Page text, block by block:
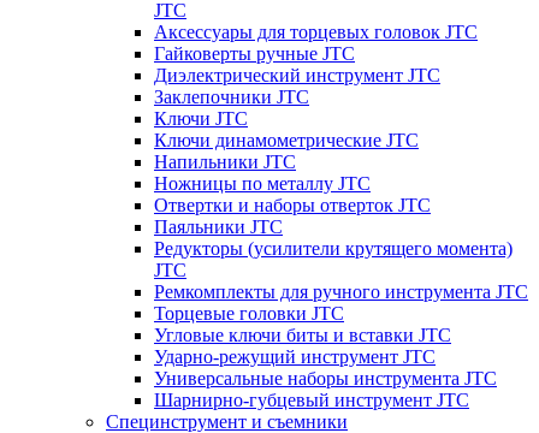
JTC
Аксессуары для торцевых головок JTC
Гайковерты ручные JTC
Диэлектрический инструмент JTC
Заклепочники JTC
Ключи JTC
Ключи динамометрические JTC
Напильники JTC
Ножницы по металлу JTC
Отвертки и наборы отверток JTC
Паяльники JTC
Редукторы (усилители крутящего момента)
JTC
Ремкомплекты для ручного инструмента JTC
Торцевые головки JTC
Угловые ключи биты и вставки JTC
Ударно-режущий инструмент JTC
Универсальные наборы инструмента JTC
Шарнирно-губцевый инструмент JTC
Специнструмент и съемники